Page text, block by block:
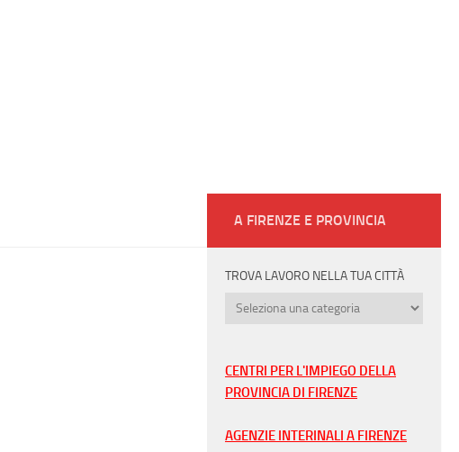
A FIRENZE E PROVINCIA
TROVA LAVORO NELLA TUA CITTÀ
Trova
tua
città
CENTRI PER L'IMPIEGO DELLA
PROVINCIA DI FIRENZE
AGENZIE INTERINALI A FIRENZE